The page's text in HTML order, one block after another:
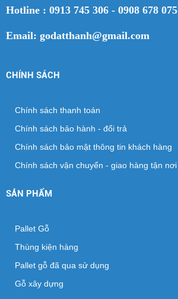
Hotline : 0913 745 306 - 0908 678 075
Email: godatthanh@gmail.com
CHÍNH SÁCH
Chính sách thanh toán
Chính sách bảo hành - đổi trả
Chính sách bảo mật thông tin khách hàng
Chính sách vận chuyển - giao hàng tận nơi
SẢN PHẨM
Pallet Gỗ
Thùng kiện hàng
Pallet gỗ đã qua sử dụng
Gỗ xây dựng